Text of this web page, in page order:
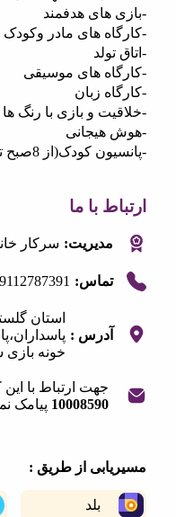
های هدفمند
های مادر و‌کودک
های موسیقی
زبان
و بازی با رنگ ها
8صبح تا14)همه روزه 4میلیون و 500
با ما
مدیریت: سرکار خانم غیجی
تماس: 09112787391
آدرس :
استان گلستان.علی
خونه بازی سروش
جهت ارتباط با این کسب و
10008590
پیامک نمایید.
از طریق :
ویز